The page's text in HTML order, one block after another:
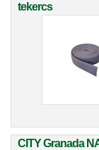
tekercs
CITY Granada